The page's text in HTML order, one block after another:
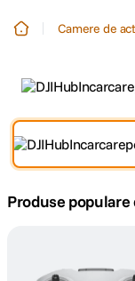
3. trepied
6. lavaliera
Camere de
Produse